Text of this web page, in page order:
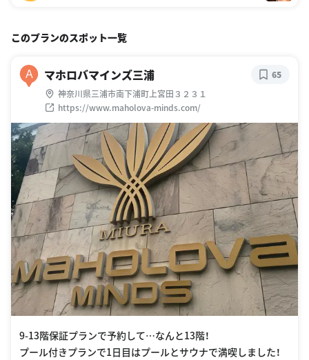
このプランのスポット一覧
A マホロバマインズ三浦
神奈川県三浦市南下浦町上宮田３２３１
https://www.maholova-minds.com/
65
9-13階保証プランで予約して…なんと13階！
プール付きプランで1日目はプールとサウナで満喫しました！